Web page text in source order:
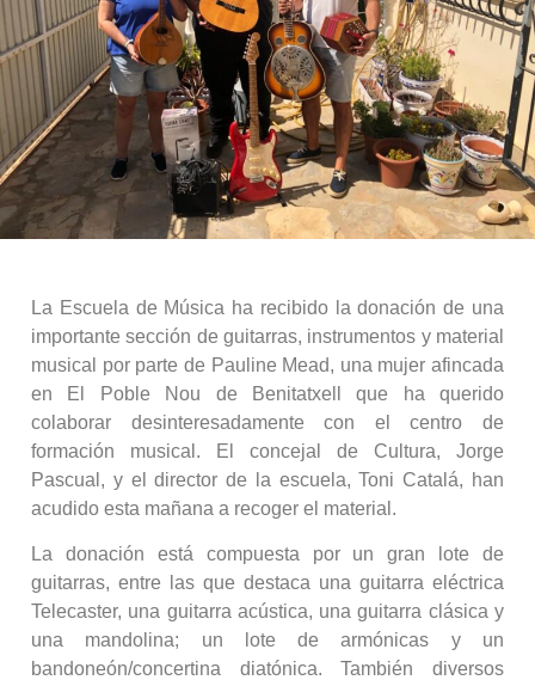
La Escuela de Música ha recibido la donación de una
importante sección de guitarras, instrumentos y material
musical por parte de Pauline Mead, una mujer afincada
en El Poble Nou de Benitatxell que ha querido
colaborar desinteresadamente con el centro de
formación musical. El concejal de Cultura, Jorge
Pascual, y el director de la escuela, Toni Catalá, han
acudido esta mañana a recoger el material.
La donación está compuesta por un gran lote de
guitarras, entre las que destaca una guitarra eléctrica
Telecaster, una guitarra acústica, una guitarra clásica y
una mandolina; un lote de armónicas y un
bandoneón/concertina diatónica. También diversos